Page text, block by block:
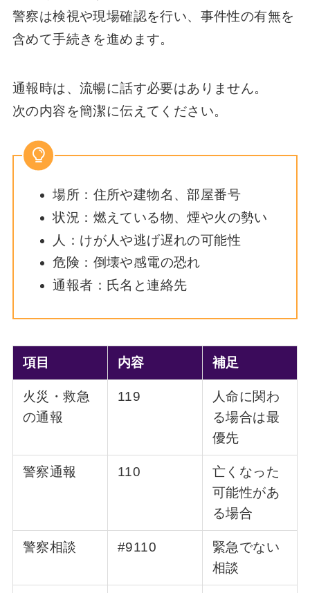
警察は検視や現場確認を行い、事件性の有無を
含めて手続きを進めます。
通報時は、流暢に話す必要はありません。
次の内容を簡潔に伝えてください。
場所：住所や建物名、部屋番号
状況：燃えている物、煙や火の勢い
人：けが人や逃げ遅れの可能性
危険：倒壊や感電の恐れ
通報者：氏名と連絡先
項目 内容 補足
火災・救急
の通報
119
人命に関わ
る場合は最
優先
警察通報 110
亡くなった
可能性があ
る場合
警察相談 #9110
緊急でない
相談